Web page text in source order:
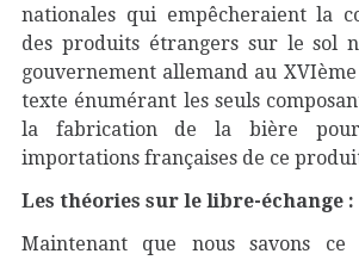
nationales qui empêcheraient la
des produits étrangers sur le sol
gouvernement allemand au
texte énumérant les seuls
la fabrication de la bière
importations françaises de ce
Les théories sur le libre-échange :
Maintenant que nous savons